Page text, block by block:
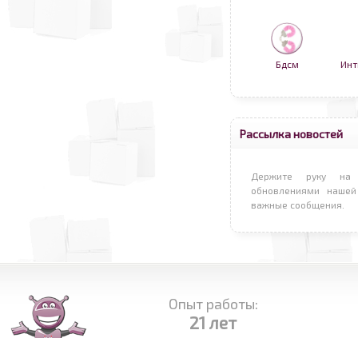
Бдсм
Рассылка новостей
Держите руку на
обновлениями
важные сообщения.
Опыт работы:
21 лет